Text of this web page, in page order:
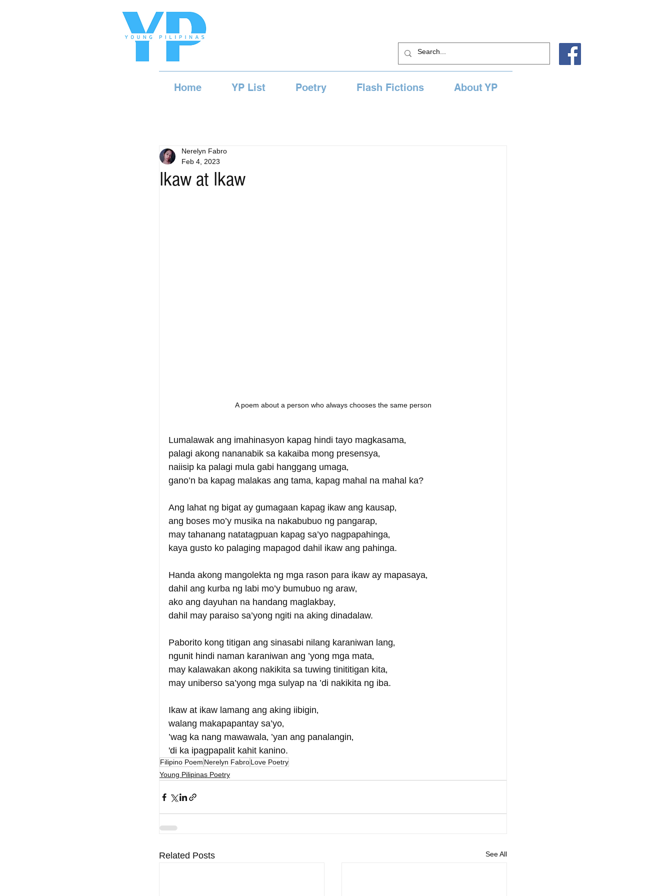
Home YP List Poetry Flash Fictions About YP
Ikaw at Ikaw
Nerelyn Fabro
Feb 4, 2023
A poem about a person who always chooses the same person
Lumalawak ang imahinasyon kapag hindi tayo magkasama‚
palagi akong nananabik sa kakaiba mong presensya‚
naiisip ka palagi mula gabi hanggang umaga‚
gano’n ba kapag malakas ang tama‚ kapag mahal na mahal ka?
Ang lahat ng bigat ay gumagaan kapag ikaw ang kausap‚
ang boses mo’y musika na nakabubuo ng pangarap‚
may tahanang natatagpuan kapag sa’yo nagpapahinga‚
kaya gusto ko palaging mapagod dahil ikaw ang pahinga.
Handa akong mangolekta ng mga rason para ikaw ay mapasaya‚
dahil ang kurba ng labi mo’y bumubuo ng araw‚
ako ang dayuhan na handang maglakbay‚
dahil may paraiso sa’yong ngiti na aking dinadalaw.
Paborito kong titigan ang sinasabi nilang karaniwan lang‚
ngunit hindi naman karaniwan ang ’yong mga mata‚
may kalawakan akong nakikita sa tuwing tinititigan kita‚
may uniberso sa’yong mga sulyap na ’di nakikita ng iba.
Ikaw at ikaw lamang ang aking iibigin‚
walang makapapantay sa’yo‚
’wag ka nang mawawala‚ ’yan ang panalangin‚
'di ka ipagpapalit kahit kanino.
Filipino Poem Nerelyn FabroLove Poetry
Young Pilipinas Poetry
Related Posts See All